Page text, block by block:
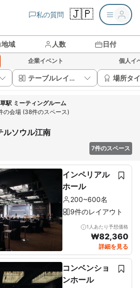
私の質問 🇯🇵
地域 人数 日付
企業イベント 個人イ
テーブルレイアウト 場所タ
駅 ミーティングルーム
の会場 (38件のスペース)
ルソウル江南
7件のスペース
インペリアル
ホール
200~600名
9件のレイアウト
1人あたり予想価格
₩82,360
詳細を見る
コンベンショ
ンホール